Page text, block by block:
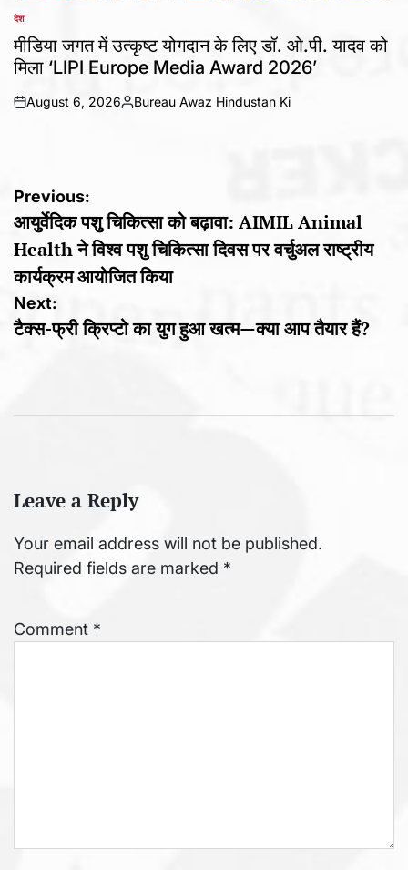
POSTED
IN
देश
मीडिया जगत में उत्कृष्ट योगदान के लिए डॉ. ओ.पी. यादव को
मिला ‘LIPI Europe Media Award 2026’
on
August 6, 2026
Posted
Bureau Awaz Hindustan Ki
Post
navigation
Previous:
आयुर्वेदिक पशु चिकित्सा को बढ़ावा: AIMIL Animal
Health ने विश्व पशु चिकित्सा दिवस पर वर्चुअल राष्ट्रीय
कार्यक्रम आयोजित किया
Next:
टैक्स-फ्री क्रिप्टो का युग हुआ खत्म—क्या आप तैयार हैं?
Leave a Reply
Your email address will not be published.
Required fields are marked *
Comment *